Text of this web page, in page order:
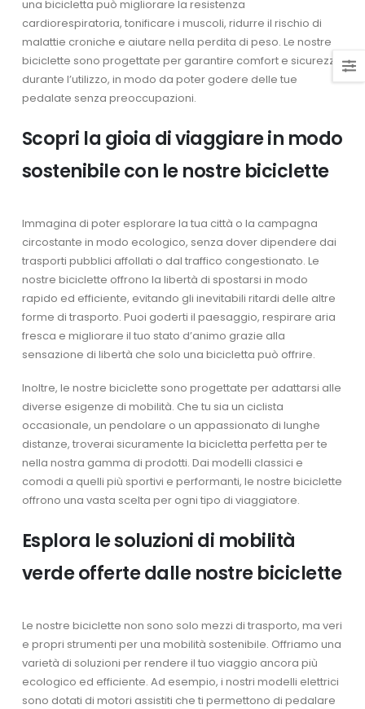
una bicicletta può migliorare la resistenza
cardiorespiratoria, tonificare i muscoli, ridurre il rischio di
malattie croniche e aiutare nella perdita di peso. Le nostre
biciclette sono progettate per garantire comfort e sicurezza
durante l’utilizzo, in modo da poter godere delle tue
pedalate senza preoccupazioni.
Scopri la gioia di viaggiare in modo
sostenibile con le nostre biciclette
Immagina di poter esplorare la tua città o la campagna
circostante in modo ecologico, senza dover dipendere dai
trasporti pubblici affollati o dal traffico congestionato. Le
nostre biciclette offrono la libertà di spostarsi in modo
rapido ed efficiente, evitando gli inevitabili ritardi delle altre
forme di trasporto. Puoi goderti il paesaggio, respirare aria
fresca e migliorare il tuo stato d’animo grazie alla
sensazione di libertà che solo una bicicletta può offrire.
Inoltre, le nostre biciclette sono progettate per adattarsi alle
diverse esigenze di mobilità. Che tu sia un ciclista
occasionale, un pendolare o un appassionato di lunghe
distanze, troverai sicuramente la bicicletta perfetta per te
nella nostra gamma di prodotti. Dai modelli classici e
comodi a quelli più sportivi e performanti, le nostre biciclette
offrono una vasta scelta per ogni tipo di viaggiatore.
Esplora le soluzioni di mobilità
verde offerte dalle nostre biciclette
Le nostre biciclette non sono solo mezzi di trasporto, ma veri
e propri strumenti per una mobilità sostenibile. Offriamo una
varietà di soluzioni per rendere il tuo viaggio ancora più
ecologico ed efficiente. Ad esempio, i nostri modelli elettrici
sono dotati di motori assistiti che ti permettono di pedalare